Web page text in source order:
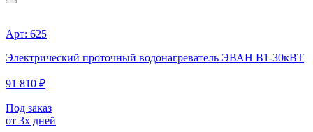
Арт: 625
Электрический проточный водонагреватель ЭВАН В1-30кВТ
91 810 ₽
Под заказ
от 3х дней